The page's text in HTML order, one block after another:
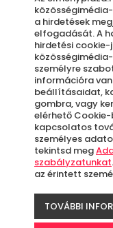
Ég és föld
csendben
vagy egy
bármilyen
Hőlégballon
sétarepülést
párodnak! A
ajándék ötletek
a hirdetések
elfogadását. A
hirdetési
személyre
információra
beállításaidat,
gombra, vagy
elérhető
kapcsolatos
személyes
tekintsd meg
szabályzatunkat
az érintett
TOVÁBBI